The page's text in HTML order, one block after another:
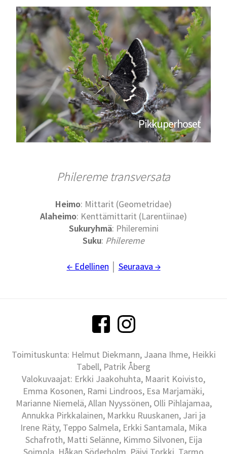
Pikkuperhoset
Philereme transversata
Heimo: Mittarit (Geometridae)
Alaheimo: Kenttämittarit (Larentiinae)
Sukuryhmä: Phileremini
Suku: Philereme
← Edellinen Seuraava →
Toimituskunta: Helmut Diekmann, Jaana Ihme, Heikki
Tabell, Patrik Åberg
Valokuvaajat: Erkki Jaakohuhta, Maarit Koivisto,
Emma Kosonen, Rami Lindroos, Esa Marjamäki,
Marianne Niemelä, Allan Nyyssönen, Olli Pihlajamaa,
Annukka Pirkkalainen, Markku Ruuskanen, Jari ja
Irene Räty, Teppo Salmela, Erkki Santamala, Mika
Schafroth, Matti Selänne, Kimmo Silvonen, Eija